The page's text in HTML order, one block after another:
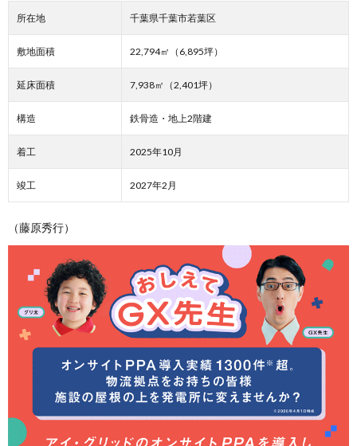
所在地 千葉県千葉市若葉区
敷地面積 22,794㎡（6,895坪）
延床面積 7,938㎡（2,401坪）
構造 鉄骨造・地上2階建
着工 2025年10月
竣工 2027年2月
（藤原秀行）